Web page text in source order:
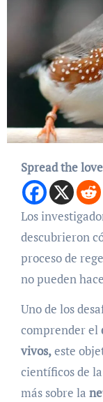
Spread the love
Los investigadores de la Universidad de Boston
descubrieron
proceso de
no pueden
Uno de los
comprender el
vivos,este
científicos de la
más sobre la